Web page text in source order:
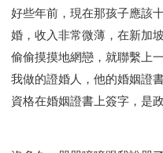
好些年前，現在那孩子應該
婚，收入非常微薄，在新加
偷偷摸摸地網戀，就聯繫上
我做的證婚人，他的婚姻證
資格在婚姻證書上簽字，是